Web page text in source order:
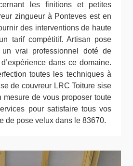
les finitions et petites
zingueur à Ponteves est en
des interventions de haute
tarif compétitif. Artisan pose
vrai professionnel doté de
dans ce domaine.
toutes les techniques à
de couvreur LRC Toiture sise
mesure de vous proposer toute
pour satisfaire tous vos
de pose velux dans le 83670.